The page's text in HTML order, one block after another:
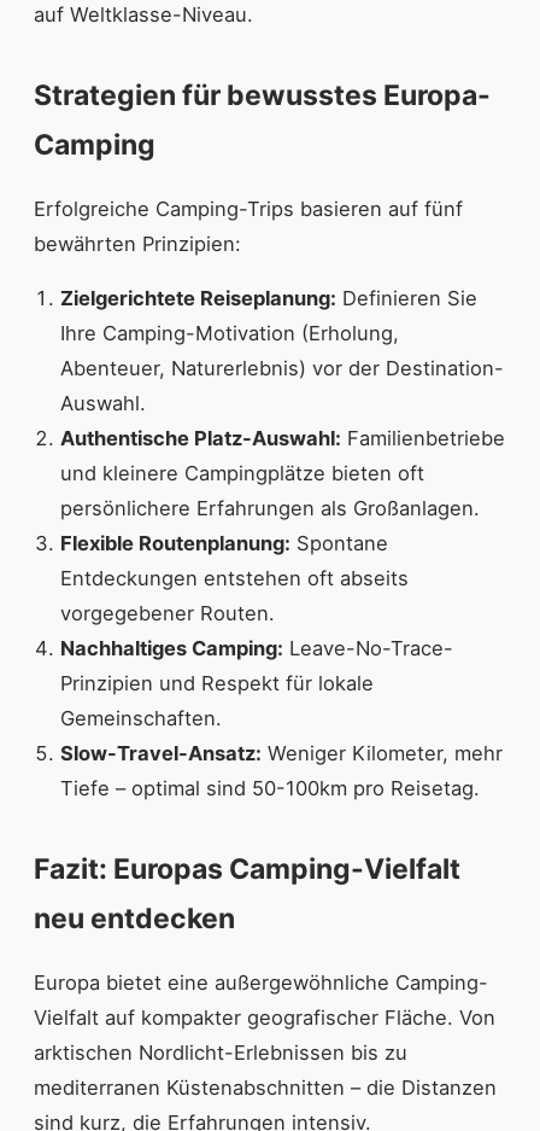
auf Weltklasse-Niveau.
Strategien für bewusstes Europa-
Camping
Erfolgreiche Camping-Trips basieren auf fünf
bewährten Prinzipien:
Zielgerichtete Reiseplanung: Definieren Sie
Ihre Camping-Motivation (Erholung,
Abenteuer, Naturerlebnis) vor der Destination-
Auswahl.
Authentische Platz-Auswahl: Familienbetriebe
und kleinere Campingplätze bieten oft
persönlichere Erfahrungen als Großanlagen.
Flexible Routenplanung: Spontane
Entdeckungen entstehen oft abseits
vorgegebener Routen.
Nachhaltiges Camping: Leave-No-Trace-
Prinzipien und Respekt für lokale
Gemeinschaften.
Slow-Travel-Ansatz: Weniger Kilometer, mehr
Tiefe – optimal sind 50-100km pro Reisetag.
Fazit: Europas Camping-Vielfalt
neu entdecken
Europa bietet eine außergewöhnliche Camping-
Vielfalt auf kompakter geografischer Fläche. Von
arktischen Nordlicht-Erlebnissen bis zu
mediterranen Küstenabschnitten – die Distanzen
sind kurz, die Erfahrungen intensiv.